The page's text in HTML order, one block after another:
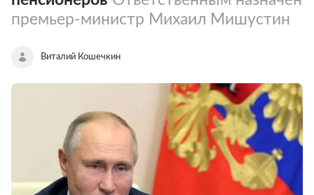
премьер-министр Михаил Мишустин
Виталий Кошечкин